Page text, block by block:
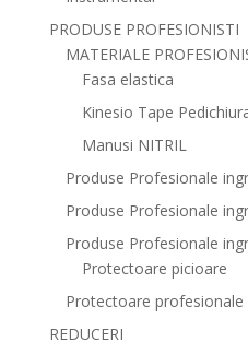
PRODUSE PROFESIONISTI
MATERIALE
Fasa elastica
Kinesio Tape
Manusi NITRIL
Produse Profesionale
Produse Profesionale
Produse Profesionale
Protectoare picioare
Protectoare profesionale
REDUCERI